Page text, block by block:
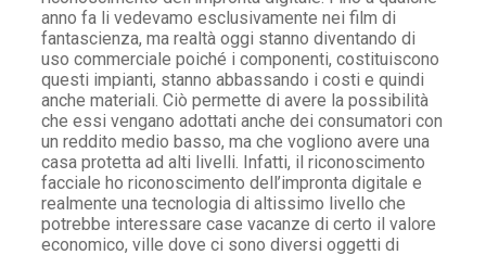
anno fa li vedevamo esclusivamente nei film di
fantascienza, ma realtà oggi stanno diventando di
uso commerciale poiché i componenti, costituiscono
questi impianti, stanno abbassando i costi e quindi
anche materiali. Ciò permette di avere la possibilità
che essi vengano adottati anche dei consumatori con
un reddito medio basso, ma che vogliono avere una
casa protetta ad alti livelli. Infatti, il riconoscimento
facciale ho riconoscimento dell’impronta digitale e
realmente una tecnologia di altissimo livello che
potrebbe interessare case vacanze di certo il valore
economico, ville dove ci sono diversi oggetti di